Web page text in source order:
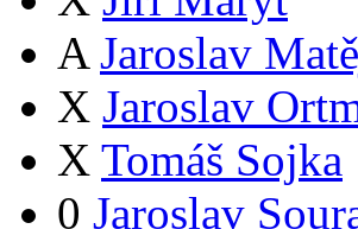
A Jaroslav
X Jaroslav
X Tomáš Sojka
0 Jaroslav